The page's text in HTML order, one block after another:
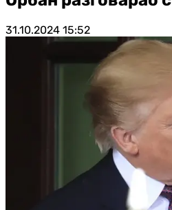
31.10.2024 15:52